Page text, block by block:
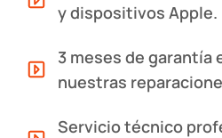
y dispositivos Apple.
3 meses de garantía
nuestras
Servicio técnico